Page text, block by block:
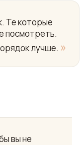
Те которые
посмотреть.
лучше. »
вы не